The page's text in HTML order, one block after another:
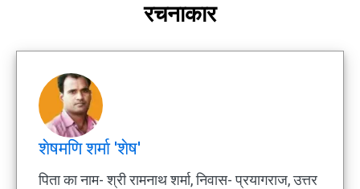
रचनाकार
शेषमणि शर्मा 'शेष'
पिता का नाम- श्री रामनाथ शर्मा, निवास- प्रयागराज, उत्तर